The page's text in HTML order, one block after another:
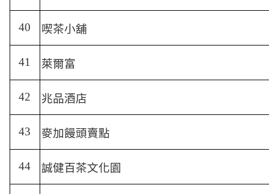
40 喫茶小舖
41 萊爾富
42 兆品酒店
43 麥加饅頭賣點
44 誠健百茶文化園